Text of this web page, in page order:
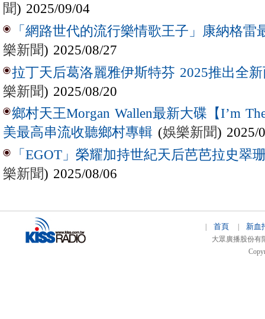
聞) 2025/09/04
「網路世代的流行樂情歌王子」康納格雷
樂新聞) 2025/08/27
拉丁天后葛洛麗雅伊斯特芬 2025推出全新
樂新聞) 2025/08/20
鄉村天王Morgan Wallen最新大碟【I’m
美最高串流收聽鄉村專輯 (娛樂新聞) 2025/
「EGOT」榮耀加持世紀天后芭芭拉史翠
樂新聞) 2025/08/06
首頁 新血
大眾廣播股份有